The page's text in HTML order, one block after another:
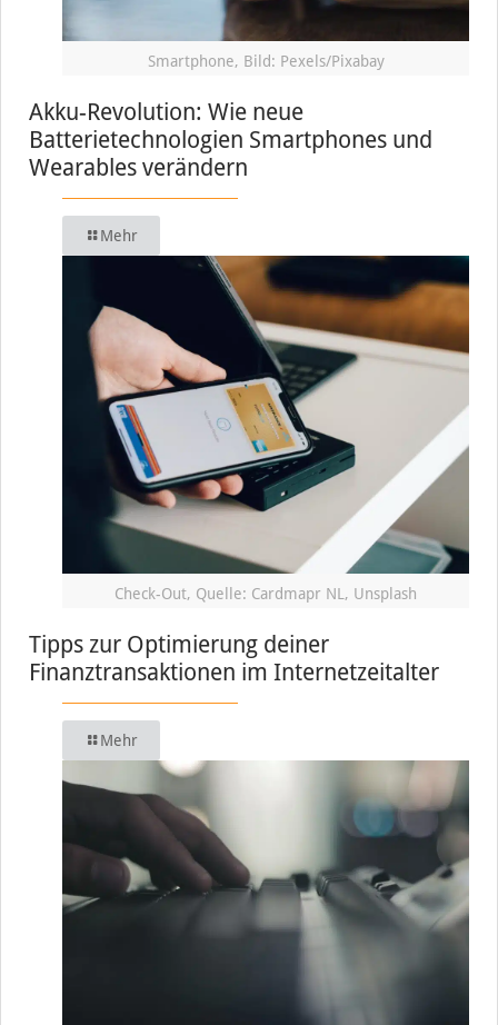
Smartphone, Bild: Pexels/Pixabay
Akku-Revolution: Wie neue
Batterietechnologien Smartphones und
Wearables verändern
Mehr
Check-Out, Quelle: Cardmapr NL, Unsplash
Tipps zur Optimierung deiner
Finanztransaktionen im Internetzeitalter
Mehr